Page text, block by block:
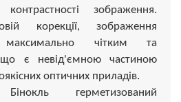
зображення.
корекції, зображення
максимально чітким та
що є невід'ємною частиною
оптичних приладів.
герметизований